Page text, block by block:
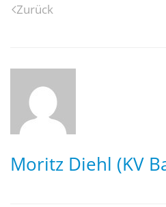
Zurück
Moritz Diehl (KV